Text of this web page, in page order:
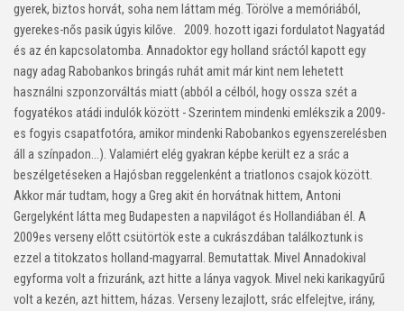
gyerek, biztos horvát, soha nem láttam még. Törölve a memóriából,
gyerekes-nős pasik úgyis kilőve. 2009. hozott igazi fordulatot Nagyatád
és az én kapcsolatomba. Annadoktor egy holland sráctól kapott egy
nagy adag Rabobankos bringás ruhát amit már kint nem lehetett
használni szponzorváltás miatt (abból a célból, hogy ossza szét a
fogyatékos atádi indulók között - Szerintem mindenki emlékszik a 2009-
es fogyis csapatfotóra, amikor mindenki Rabobankos egyenszerelésben
áll a színpadon…). Valamiért elég gyakran képbe került ez a srác a
beszélgetéseken a Hajósban reggelenként a triatlonos csajok között.
Akkor már tudtam, hogy a Greg akit én horvátnak hittem, Antoni
Gergelyként látta meg Budapesten a napvilágot és Hollandiában él. A
2009es verseny előtt csütörtök este a cukrászdában találkoztunk is
ezzel a titokzatos holland-magyarral. Bemutattak. Mivel Annadokival
egyforma volt a frizuránk, azt hitte a lánya vagyok. Mivel neki karikagyűrű
volt a kezén, azt hittem, házas. Verseny lezajlott, srác elfelejtve, irány,